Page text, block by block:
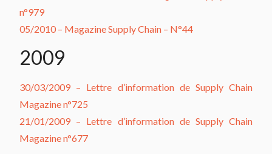
n°979
05/2010 – Magazine Supply Chain – N°44
2009
30/03/2009 – Lettre d’information de Supply Chain
Magazine n°725
21/01/2009 – Lettre d’information de Supply Chain
Magazine n°677